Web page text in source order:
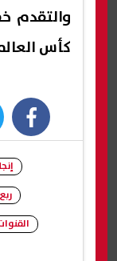
والتقدم
كأس